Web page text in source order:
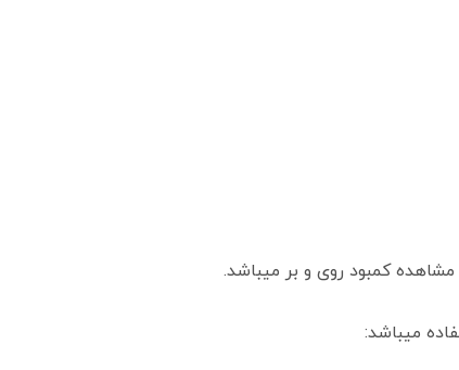
کمبود روی و بر میباشد.
میباشد: